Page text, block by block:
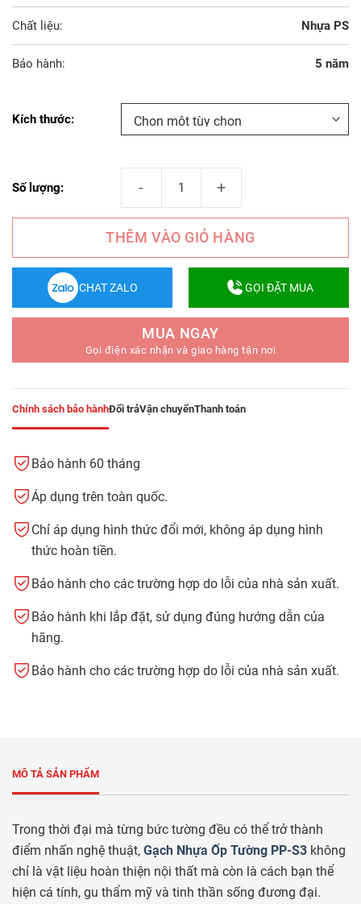
Chất liệu: Nhựa PS
Bảo hành: 5 năm
Kích thước
Số lượng:
THÊM VÀO GIỎ HÀNG
CHAT ZALO GỌI ĐẶT MUA
MUA NGAY
Gọi điện xác nhận và giao hàng tận nơi
Chính sách bảo hànhĐổi trảVận chuyểnThanh toán
Bảo hành 60 tháng
Áp dụng trên toàn quốc.
Chỉ áp dụng hình thức đổi mới, không áp dụng hình
thức hoàn tiền.
Bảo hành cho các trường hợp do lỗi của nhà sản xuất.
Bảo hành khi lắp đặt, sử dụng đúng hướng dẫn của
hãng.
Bảo hành cho các trường hợp do lỗi của nhà sản xuất.
MÔ TẢ SẢN PHẨM
Trong thời đại mà từng bức tường đều có thể trở thành
điểm nhấn nghệ thuật, Gạch Nhựa Ốp Tường PP-S3 không
chỉ là vật liệu hoàn thiện nội thất mà còn là cách bạn thể
hiện cá tính, gu thẩm mỹ và tinh thần sống đương đại.